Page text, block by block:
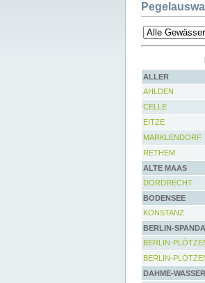
ALLER
AHLDEN
CELLE
EITZE
MARKLENDORF
RETHEM
ALTE MAAS
DORDRECHT
BODENSEE
KONSTANZ
BERLIN-
BERLIN-
BERLIN-
DAHME-